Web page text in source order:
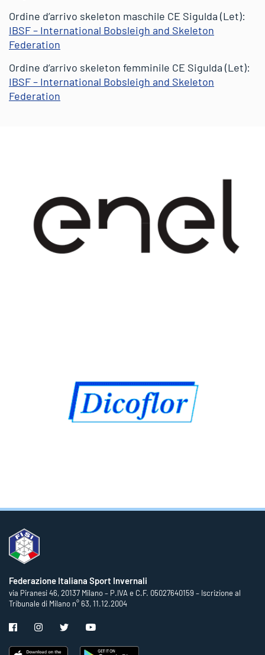
Ordine d’arrivo skeleton maschile CE Sigulda (Let):
IBSF – International Bobsleigh and Skeleton
Federation
Ordine d’arrivo skeleton femminile CE Sigulda (Let):
IBSF – International Bobsleigh and Skeleton
Federation
Federazione Italiana Sport Invernali
via Piranesi 46, 20137 Milano – P.IVA e C.F. 05027640159 – Iscrizione al
Tribunale di Milano n° 63, 11.12.2004